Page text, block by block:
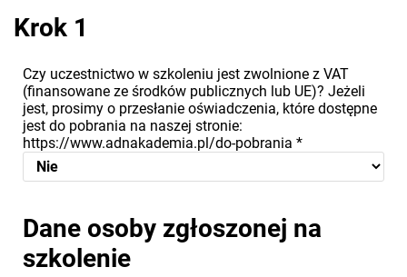
Krok 1
Czy uczestnictwo w szkoleniu jest zwolnione z VAT
(finansowane ze środków publicznych lub UE)? Jeżeli
jest, prosimy o przesłanie oświadczenia, które dostępne
jest do pobrania na naszej stronie:
https://www.adnakademia.pl/do-pobrania *
Dane osoby zgłoszonej na
szkolenie